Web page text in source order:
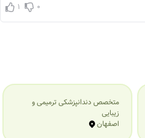
0
1
متخصص دندانپزشکی ترمیمی و
زیبایی
اصفهان